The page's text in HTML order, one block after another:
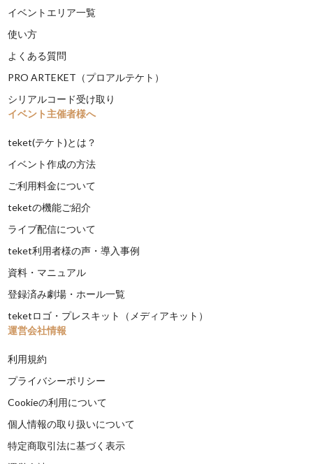
イベントエリア一覧
使い方
よくある質問
PRO ARTEKET（プロアルテケト）
シリアルコード受け取り
イベント主催者様へ
teket(テケト)とは？
イベント作成の方法
ご利用料金について
teketの機能ご紹介
ライブ配信について
teket利用者様の声・導入事例
資料・マニュアル
登録済み劇場・ホール一覧
teketロゴ・プレスキット（メディアキット）
運営会社情報
利用規約
プライバシーポリシー
Cookieの利用について
個人情報の取り扱いについて
特定商取引法に基づく表示